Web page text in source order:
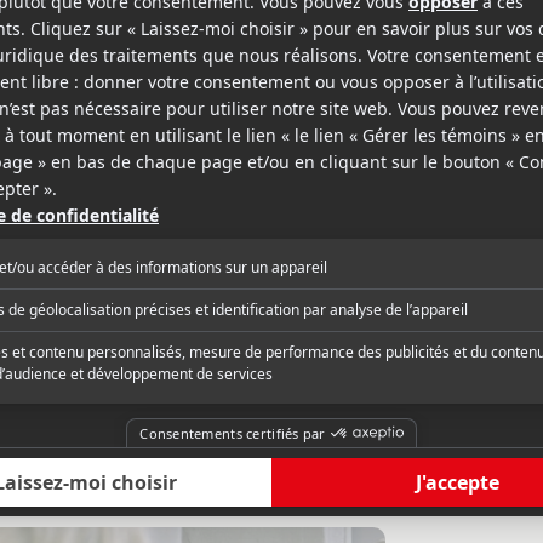
Boily
très loin derrière «The
et «The Ledge» qui savaient,
leur façon, sortir le meilleur de cette
somme toute limitée, «Man on a
de nerfs et de suspense. On
des clubs vidéo à un prix dérisoire. »
« This is basically a
cast, but lacking any
you love B-movie
top glory you could